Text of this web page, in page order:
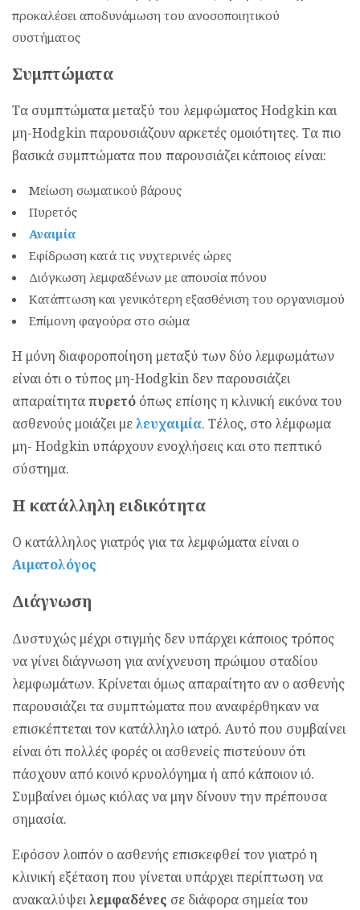
προκαλέσει αποδυνάμωση του ανοσοποιητικού
συστήματος
Συμπτώματα
Τα συμπτώματα μεταξύ του λεμφώματος Hodgkin και
μη-Hodgkin παρουσιάζουν αρκετές ομοιότητες. Τα πιο
βασικά συμπτώματα που παρουσιάζει κάποιος είναι:
Μείωση σωματικού βάρους
Πυρετός
Αναιμία
Εφίδρωση κατά τις νυχτερινές ώρες
Διόγκωση λεμφαδένων με απουσία πόνου
Κατάπτωση και γενικότερη εξασθένιση του οργανισμού
Επίμονη φαγούρα στο σώμα
Η μόνη διαφοροποίηση μεταξύ των δύο λεμφωμάτων
είναι ότι ο τύπος μη-Hodgkin δεν παρουσιάζει
απαραίτηταπυρετό όπως επίσης η κλινική εικόνα του
ασθενούς μοιάζει μελευχαιμία. Τέλος, στο λέμφωμα
μη- Hodgkin υπάρχουν ενοχλήσεις και στο πεπτικό
σύστημα.
Η κατάλληλη ειδικότητα
Ο κατάλληλος γιατρός για τα λεμφώματα είναι ο
Αιματολόγος
Διάγνωση
Δυστυχώς μέχρι στιγμής δεν υπάρχει κάποιος τρόπος
να γίνει διάγνωση για ανίχνευση πρώιμου σταδίου
λεμφωμάτων. Κρίνεται όμως απαραίτητο αν ο ασθενής
παρουσιάζει τα συμπτώματα που αναφέρθηκαν να
επισκέπτεται τον κατάλληλο ιατρό. Αυτό που συμβαίνει
είναι ότι πολλές φορές οι ασθενείς πιστεύουν ότι
πάσχουν από κοινό κρυολόγημα ή από κάποιον ιό.
Συμβαίνει όμως κιόλας να μην δίνουν την πρέπουσα
σημασία.
Εφόσον λοιπόν ο ασθενής επισκεφθεί τον γιατρό η
κλινική εξέταση που γίνεται υπάρχει περίπτωση να
ανακαλύψειλεμφαδένες σε διάφορα σημεία του